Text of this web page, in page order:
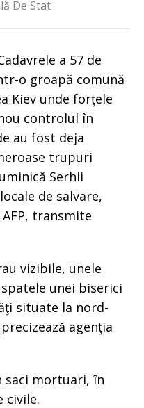
De Stat
a 57 de
o groapă comună
Kiev unde forţele
controlul în
au fost deja
trupuri
Serhii
de salvare,
transmite
vizibile, unele
unei biserici
situate la nord-
agenţia
saci mortuari, în
civile.